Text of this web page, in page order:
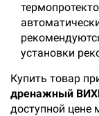
установки
Купить товар
дренажный
доступной цене